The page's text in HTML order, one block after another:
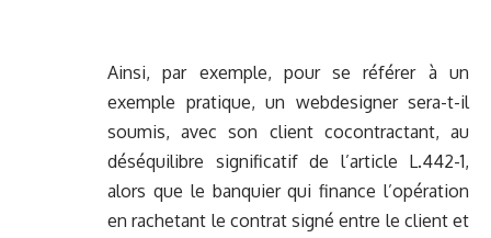
Ainsi, par exemple, pour se référer à un
exemple pratique, un webdesigner sera-t-il
soumis, avec son client cocontractant, au
déséquilibre significatif de l’article L.442-1,
alors que le banquier qui finance l’opération
en rachetant le contrat signé entre le client et